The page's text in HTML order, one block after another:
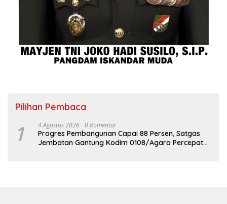
Pilihan Pembaca
1 4 Agustus 2026 0 Komentar
Progres Pembangunan Capai 88 Persen, Satgas
Jembatan Gantung Kodim 0108/Agara Percepat